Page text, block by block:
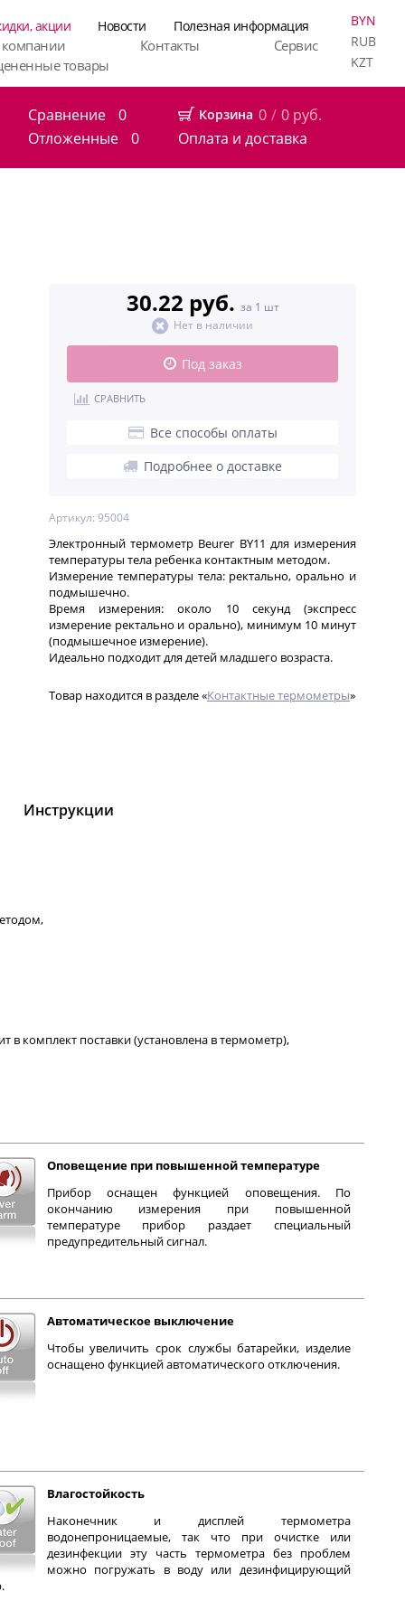
акции Новости Полезная информация
Контакты
Сервис
товары
BYN
RUB
KZT
Сравнение
0
Отложенные
0
Корзина 0 / 0 руб.
Оплата и доставка
Артикул: 95004
Электронный термометр Beurer BY11 для измерения
температуры тела ребенка контактным методом.
Измерение температуры тела: ректально, орально и
подмышечно.
Время измерения: около 10 секунд (экспресс
измерение ректально и орально), минимум 10 минут
(подмышечное измерение).
Идеально подходит для детей младшего возраста.
Товар находится в разделе «Контактные термометры»
30.22 руб. за 1 шт
Нет в наличии
Под заказ
СРАВНИТЬ
Все способы оплаты
Подробнее о доставке
Инструкции
в комплект поставки (установлена в термометр),
Оповещение при повышенной температуре
Прибор оснащен функцией оповещения. По
окончанию измерения при повышенной
температуре прибор раздает специальный
предупредительный сигнал.
Автоматическое выключение
Чтобы увеличить срок службы батарейки, изделие
оснащено функцией автоматического отключения.
Влагостойкость
Наконечник и дисплей термометра
водонепроницаемые, так что при очистке или
дезинфекции эту часть термометра без проблем
можно погружать в воду или дезинфицирующий